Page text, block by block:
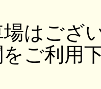
はござ
ご利用